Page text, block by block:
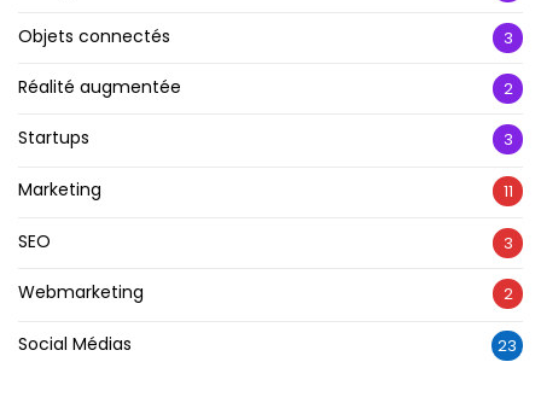
Objets connectés 3
Réalité augmentée 2
Startups 3
Marketing 11
SEO 3
Webmarketing 2
Social Médias 23